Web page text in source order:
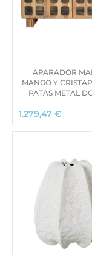
APARADOR
MANGO Y
PATAS METAL
1.279,47 €